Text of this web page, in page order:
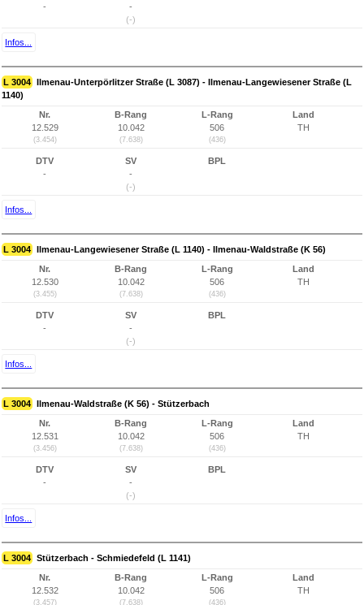
-
-
(-)
Infos...
L 3004 Ilmenau-Unterpörlitzer Straße (L 3087) - Ilmenau-Langewiesener Straße (L
1140)
Nr.
12.529
(3.454)
B-Rang
10.042
(7.638)
L-Rang
506
(436)
Land
TH
DTV
-
SV
-
(-)
BPL
Infos...
L 3004 Ilmenau-Langewiesener Straße (L 1140) - Ilmenau-Waldstraße (K 56)
Nr.
12.530
(3.455)
B-Rang
10.042
(7.638)
L-Rang
506
(436)
Land
TH
DTV
-
SV
-
(-)
BPL
Infos...
L 3004 Ilmenau-Waldstraße (K 56) - Stützerbach
Nr.
12.531
(3.456)
B-Rang
10.042
(7.638)
L-Rang
506
(436)
Land
TH
DTV
-
SV
-
(-)
BPL
Infos...
L 3004 Stützerbach - Schmiedefeld (L 1141)
Nr.
12.532
(3.457)
B-Rang
10.042
(7.638)
L-Rang
506
(436)
Land
TH